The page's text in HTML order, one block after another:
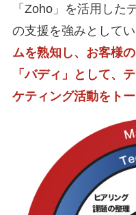
「Zoho」を活用した
の支援を強みとしてい
ムを熟知し、お客様
「バディ」として、
ケティング活動をト